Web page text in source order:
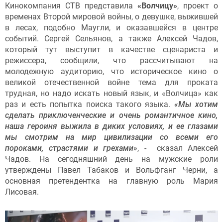
Кинокомпания СТВ представила «Волчицу», проект о
временах Второй мировой войны, о девушке, выжившей
в лесах, подобно Маугли, и оказавшейся в центре
событий. Сергей Сельянов, а также Алексей Чадов,
который тут выступит в качестве сценариста и
режиссера, сообщили, что рассчитывают на
молодежную аудиторию, что историческое кино о
великой отечественной войне тема для проката
трудная, но надо искать новый язык, и «Волчица» как
раз и есть попытка поиска такого языка. «Мы хотим
сделать приключенческие и очень романтичное кино,
наша героиня выжила в диких условиях, и ее глазами
мы смотрим на мир цивилизации со всеми его
пороками, страстями и грехами», - сказал Алексей
Чадов. На сегодняшний день на мужские роли
утверждены Павел Табаков и Вольфганг Черни, а
основная претендентка на главную роль Мария
Лисовая.